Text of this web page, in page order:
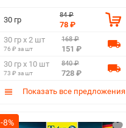
30 гр
84 ₽
78 ₽
30 гр х 2 шт
76 ₽ за шт
168 ₽
151 ₽
30 гр х 10 шт
73 ₽ за шт
840 ₽
728 ₽
Показать все предложения
-8%